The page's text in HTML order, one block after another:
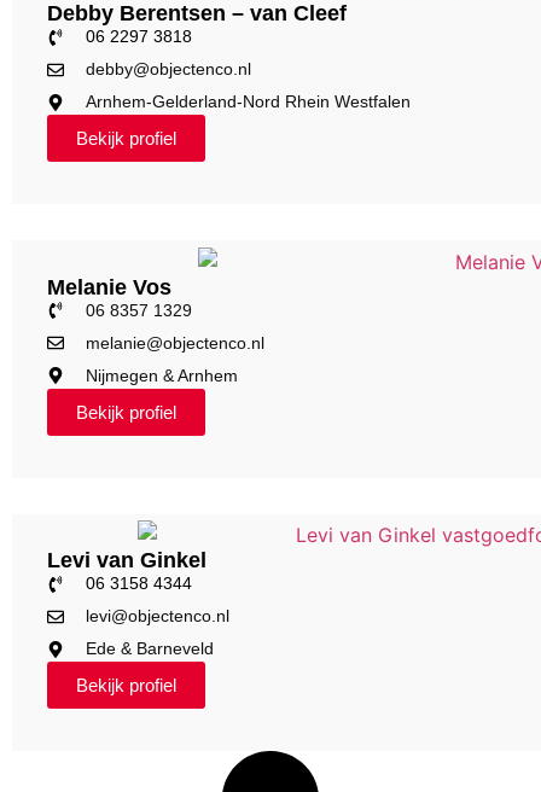
Debby Berentsen – van Cleef
06 2297 3818
debby@objectenco.nl
Arnhem-Gelderland-Nord Rhein Westfalen
Bekijk profiel
Melanie Vos
06 8357 1329
melanie@objectenco.nl
Nijmegen & Arnhem
Bekijk profiel
Levi van Ginkel
06 3158 4344
levi@objectenco.nl
Ede & Barneveld
Bekijk profiel